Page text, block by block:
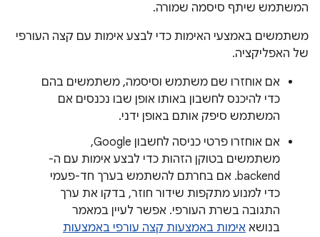
המשתמש שיתף סיסמה שמורה.
משתמשים באמצעי האימות כדי לבצע אימות עם קצה העורפי
של האפליקציה.
אם אוחזרו שם משתמש וסיסמה, משתמשים בהם
כדי להיכנס לחשבון באותו אופן שבו נכנסים אם
המשתמש סיפק אותם באופן ידני.
אם אוחזרו פרטי כניסה לחשבון Google,
משתמשים בטוקן הזהות כדי לבצע אימות עם ה-
backend. אם בחרתם להשתמש בערך חד-פעמי
כדי למנוע מתקפות שידור חוזר, בדקו את ערך
התגובה בשרת העורפי. אפשר לעיין במאמר
בנושא אימות באמצעות קצה עורפי באמצעות